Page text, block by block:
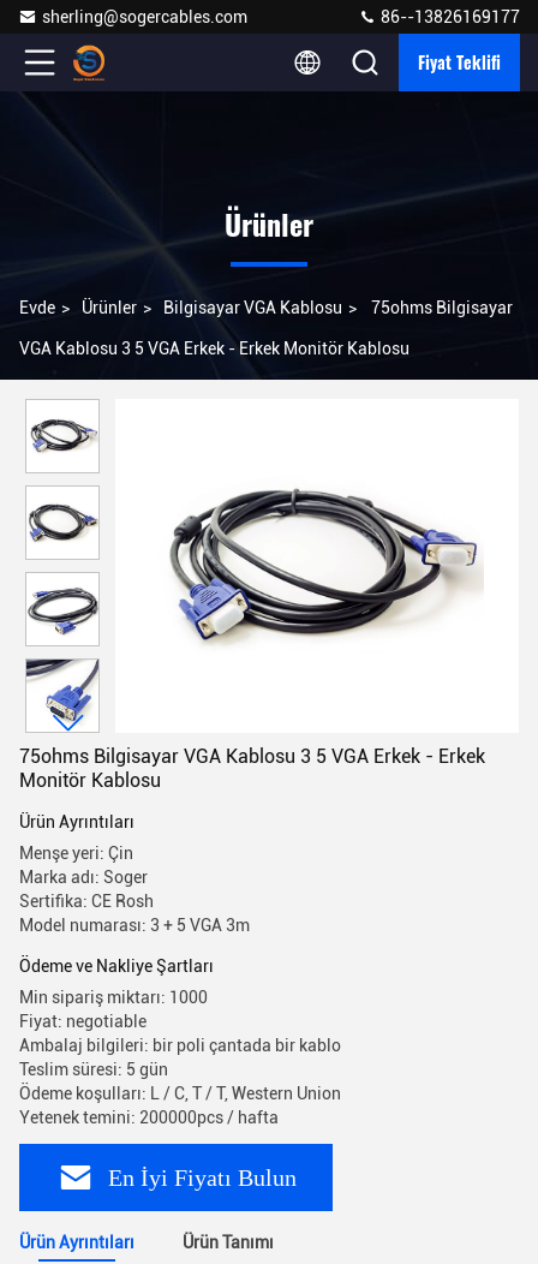
sherling@sogercables.com 86--13826169177
Fiyat Teklifi
Ürünler
Evde > Ürünler > Bilgisayar VGA Kablosu > 75ohms Bilgisayar
VGA Kablosu 3 5 VGA Erkek - Erkek Monitör Kablosu
75ohms Bilgisayar VGA Kablosu 3 5 VGA Erkek - Erkek
Monitör Kablosu
Ürün Ayrıntıları
Menşe yeri: Çin
Marka adı: Soger
Sertifika: CE Rosh
Model numarası: 3 + 5 VGA 3m
Ödeme ve Nakliye Şartları
Min sipariş miktarı: 1000
Fiyat: negotiable
Ambalaj bilgileri: bir poli çantada bir kablo
Teslim süresi: 5 gün
Ödeme koşulları: L / C, T / T, Western Union
Yetenek temini: 200000pcs / hafta
En İyi Fiyatı Bulun
Ürün Ayrıntıları Ürün Tanımı